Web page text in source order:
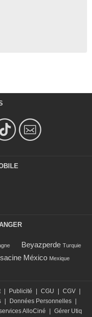
Beyazperde Turquie
México Mexique
| Publicité | CGU | CGV |
| Données Personnelles |
AlloCiné | Gérer Utiq